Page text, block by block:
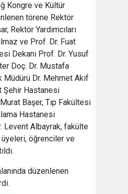
Kongre ve Kültür
törene Rektör
Rektör Yardımcıları
ve Prof. Dr. Fuat
Dekanı Prof. Dr. Yusuf
Doç. Dr. Mustafa
Müdürü Dr. Mehmet Akif
Şehir Hastanesi
Başer, Tıp Fakültesi
Hastanesi
Levent Albayrak, fakülte
üyeleri, öğrenciler ve
düzenlenen